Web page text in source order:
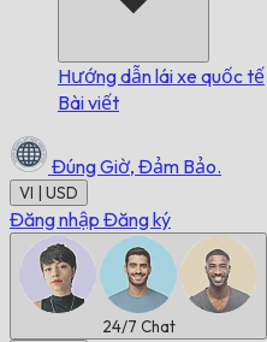
Hướng dẫn lái xe quốc tế
Bài viết
Đúng Giờ, Đảm Bảo.
VI | USD
Đăng nhập Đăng ký
24/7 Chat